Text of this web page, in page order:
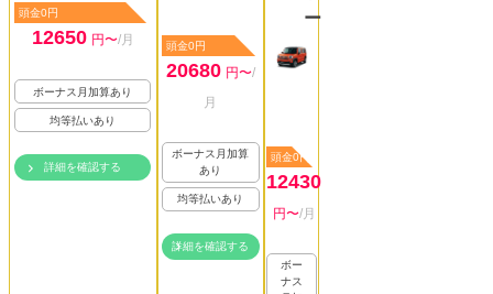
頭金0円
12650 円〜/月
ボーナス月加算あり
均等払いあり
詳細を確認する
頭金0円
20680 円〜/
月
ボーナス月加算
あり
均等払いあり
詳細を確認する
ー
頭金0円
12430
円〜/月
ボー
ナス